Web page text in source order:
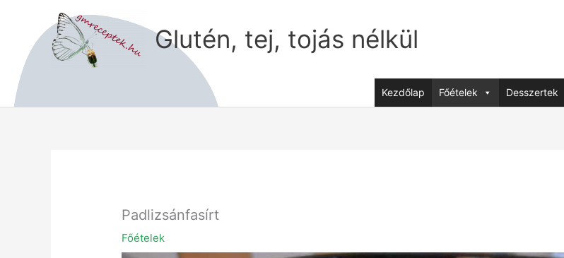
content
Glutén, tej, tojás nélkül
Kezdőlap Főételek Desszertek
Padlizsánfasírt
Főételek